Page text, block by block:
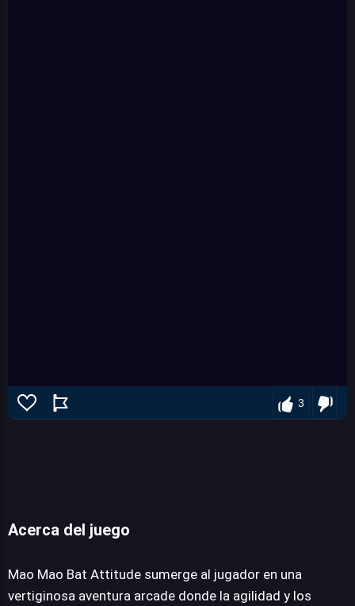
3
Acerca del juego
Mao Mao Bat Attitude sumerge al jugador en una
vertiginosa aventura arcade donde la agilidad y los